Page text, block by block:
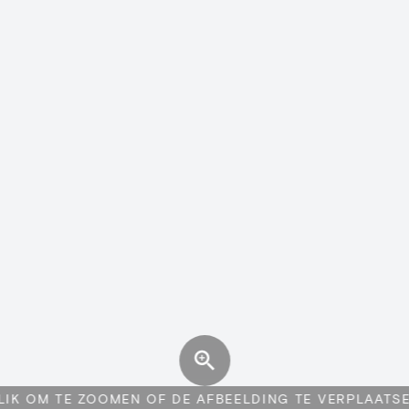
OM TE ZOOMEN OF DE AFBEELDING TE